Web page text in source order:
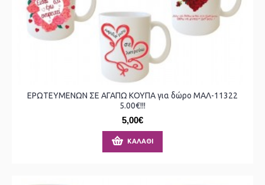
ΕΡΩΤΕΥΜΕΝΩΝ ΣΕ ΑΓΑΠΩ ΚΟΥΠΑ για δώρο ΜΑΛ-11322
5.00€!!!
5,00€
ΚΑΛΆΘΙ